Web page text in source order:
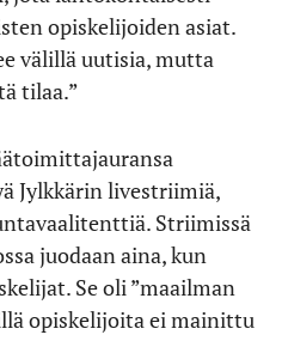
opiskelijoiden asiat.
välillä uutisia, mutta
tilaa.”
Jylkkärin livestriimiä,
Striimissä
juodaan aina, kun
Se oli ”maailman
opiskelijoita ei mainittu